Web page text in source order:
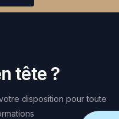
tête ?
disposition pour toute